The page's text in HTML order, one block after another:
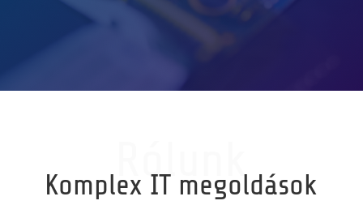
Rólunk
Komplex IT megoldások